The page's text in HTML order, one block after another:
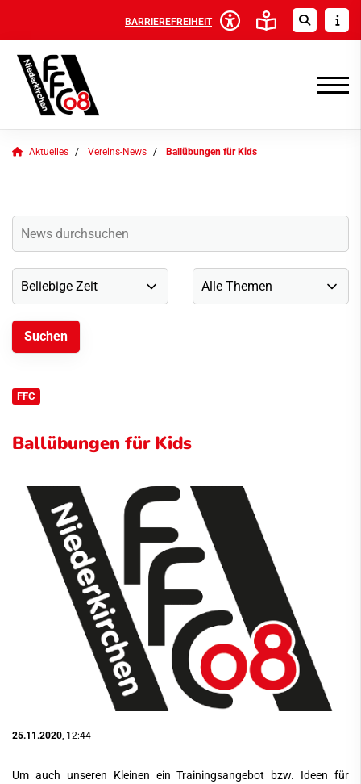
BARRIEREFREIHEIT
Aktuelles Vereins-News Ballübungen für Kids
FFC
Ballübungen für Kids
25.11.2020 , 12:44
Um auch unseren Kleinen ein Trainingsangebot bzw. Ideen für